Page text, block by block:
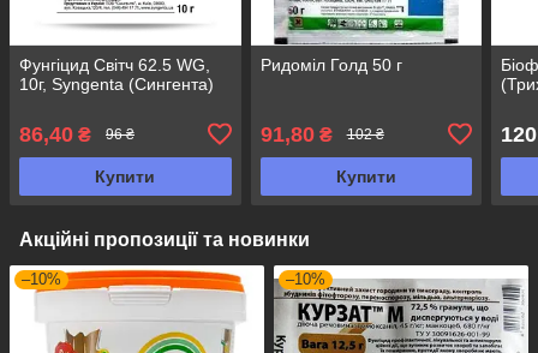
Фунгіцид Світч 62.5 WG,
10г, Syngenta (Сингента)
86,40 ₴ 96 ₴
Купити
Ридоміл Голд 50 г
91,80₴ 102 ₴
Купити
120
Акційні пропозиції та новинки
–10% –10%